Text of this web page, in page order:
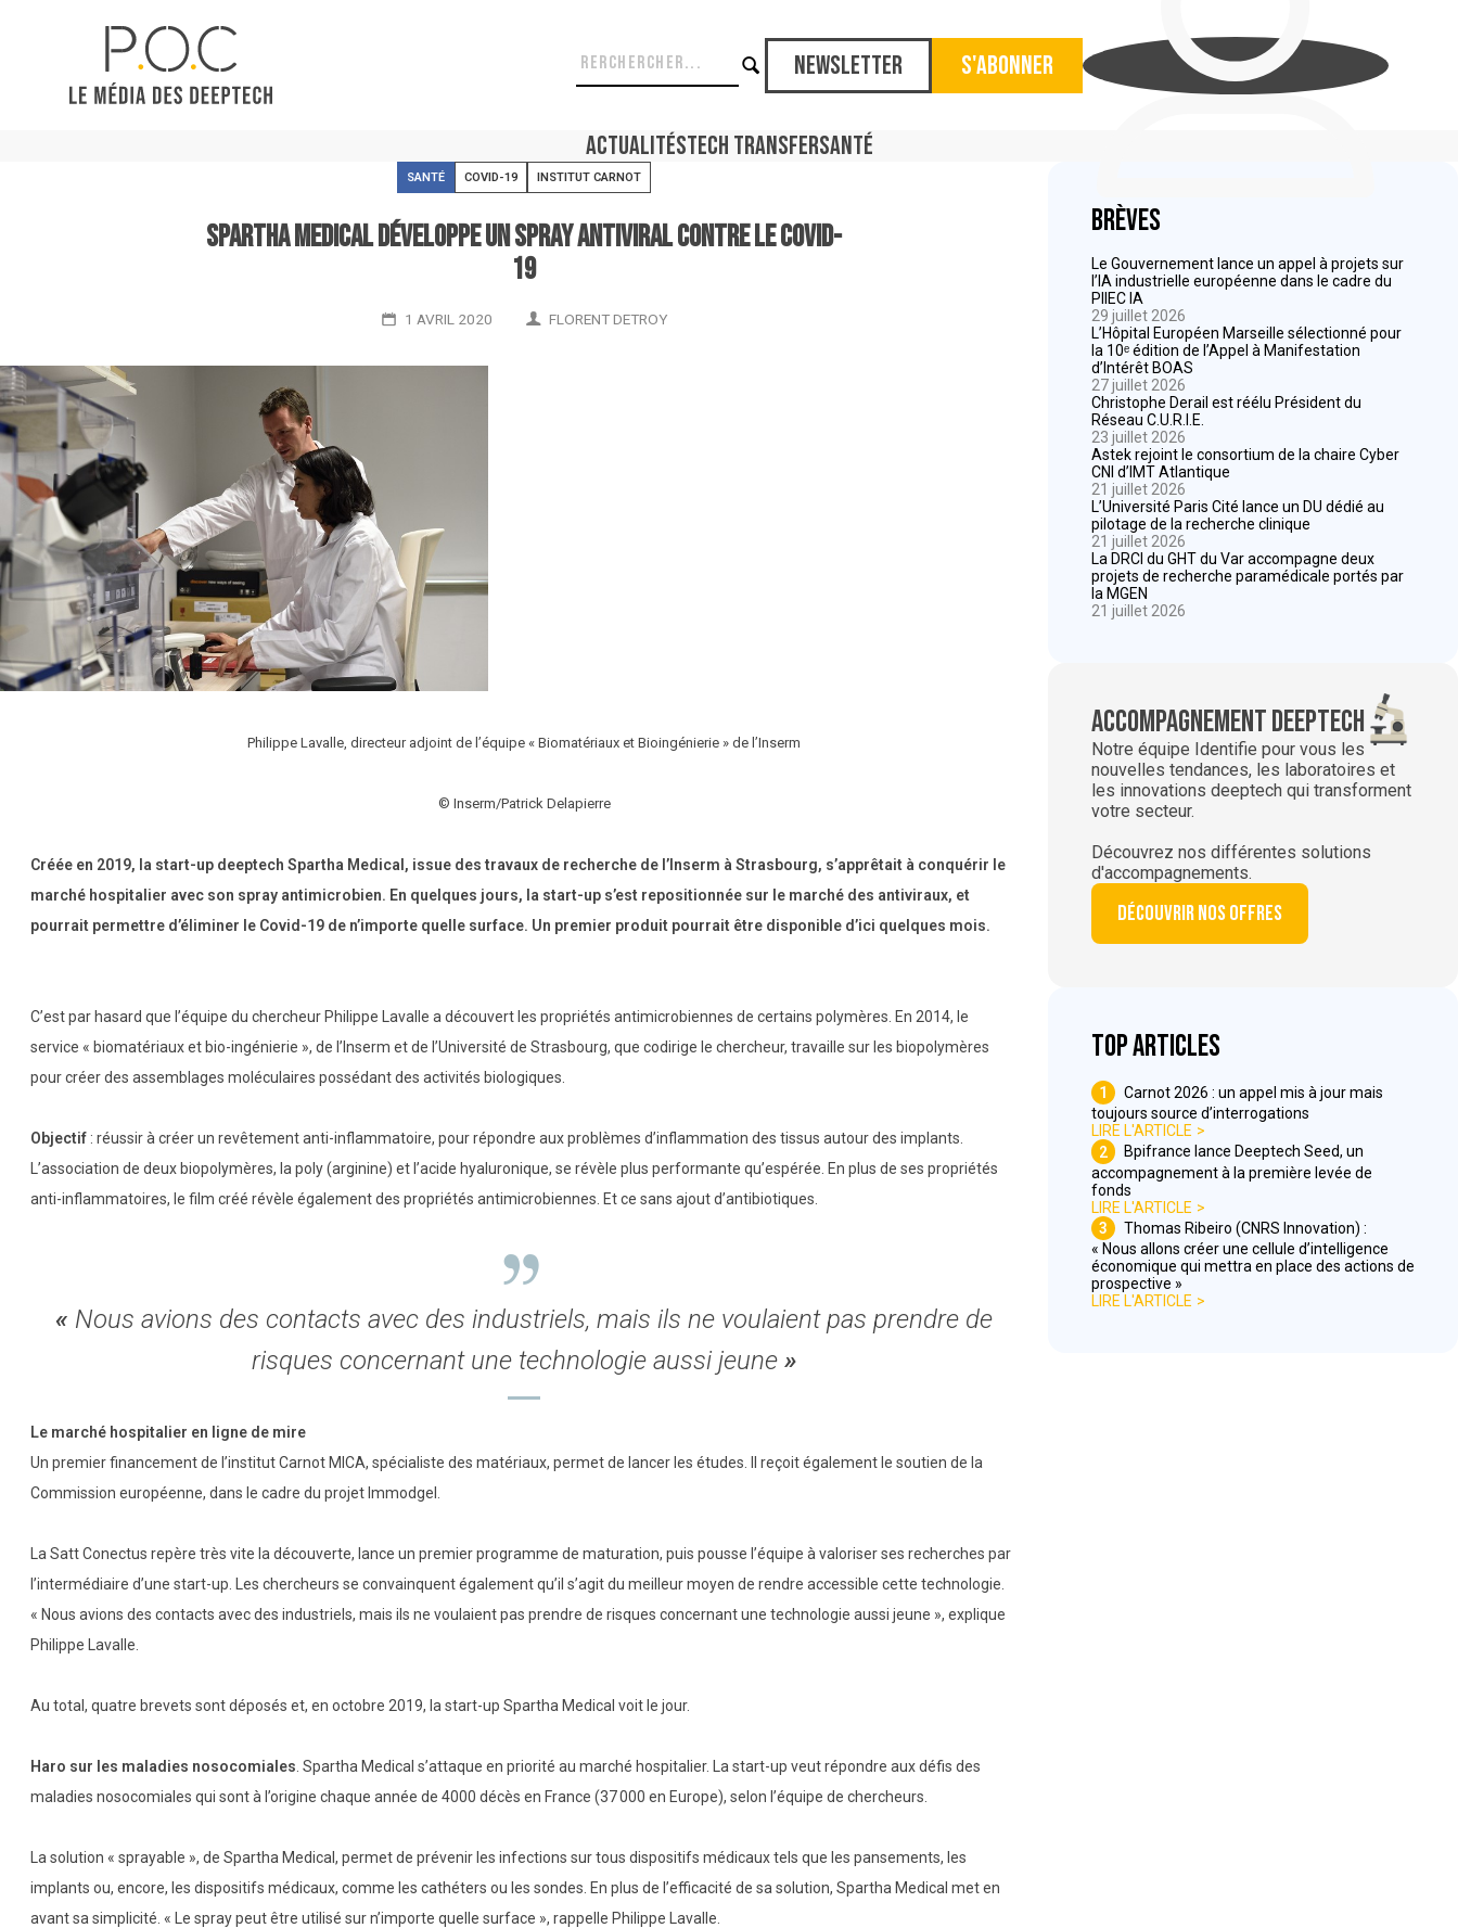
Newsletter S'abonner
ActualitésTech TransferSanté
SANTÉ COVID-19 INSTITUT CARNOT
Spartha Medical développe un spray antiviral contre le Covid-
19
1 AVRIL 2020 FLORENT DETROY
Philippe Lavalle, directeur adjoint de l’équipe « Biomatériaux et Bioingénierie » de l’Inserm
© Inserm/Patrick Delapierre
Créée en 2019, la start-up deeptech Spartha Medical, issue des travaux de recherche de l’Inserm à Strasbourg, s’apprêtait à conquérir le
marché hospitalier avec son spray antimicrobien. En quelques jours, la start-up s’est repositionnée sur le marché des antiviraux, et
pourrait permettre d’éliminer le Covid-19 de n’importe quelle surface. Un premier produit pourrait être disponible d’ici quelques mois.
C’est par hasard que l’équipe du chercheur Philippe Lavalle a découvert les propriétés antimicrobiennes de certains polymères. En 2014, le
service « biomatériaux et bio-ingénierie », de l’Inserm et de l’Université de Strasbourg, que codirige le chercheur, travaille sur les biopolymères
pour créer des assemblages moléculaires possédant des activités biologiques.
Objectif : réussir à créer un revêtement anti-inflammatoire, pour répondre aux problèmes d’inflammation des tissus autour des implants.
L’association de deux biopolymères, la poly (arginine) et l’acide hyaluronique, se révèle plus performante qu’espérée. En plus de ses propriétés
anti-inflammatoires, le film créé révèle également des propriétés antimicrobiennes. Et ce sans ajout d’antibiotiques.
« Nous avions des contacts avec des industriels, mais ils ne voulaient pas prendre de
risques concernant une technologie aussi jeune »
Le marché hospitalier en ligne de mire
Un premier financement de l’institut Carnot MICA, spécialiste des matériaux, permet de lancer les études. Il reçoit également le soutien de la
Commission européenne, dans le cadre du projet Immodgel.
La Satt Conectus repère très vite la découverte, lance un premier programme de maturation, puis pousse l’équipe à valoriser ses recherches par
l’intermédiaire d’une start-up. Les chercheurs se convainquent également qu’il s’agit du meilleur moyen de rendre accessible cette technologie.
« Nous avions des contacts avec des industriels, mais ils ne voulaient pas prendre de risques concernant une technologie aussi jeune », explique
Philippe Lavalle.
Au total, quatre brevets sont déposés et, en octobre 2019, la start-up Spartha Medical voit le jour.
Haro sur les maladies nosocomiales . Spartha Medical s’attaque en priorité au marché hospitalier. La start-up veut répondre aux défis des
maladies nosocomiales qui sont à l’origine chaque année de 4000 décès en France (37 000 en Europe), selon l’équipe de chercheurs.
La solution « sprayable », de Spartha Medical, permet de prévenir les infections sur tous dispositifs médicaux tels que les pansements, les
implants ou, encore, les dispositifs médicaux, comme les cathéters ou les sondes. En plus de l’efficacité de sa solution, Spartha Medical met en
avant sa simplicité. « Le spray peut être utilisé sur n’importe quelle surface », rappelle Philippe Lavalle.
Brèves
Le Gouvernement lance un appel à projets sur
l’IA industrielle européenne dans le cadre du
PIIEC IA
29 juillet 2026
L’Hôpital Européen Marseille sélectionné pour
la 10ᵉ édition de l’Appel à Manifestation
d’Intérêt BOAS
27 juillet 2026
Christophe Derail est réélu Président du
Réseau C.U.R.I.E.
23 juillet 2026
Astek rejoint le consortium de la chaire Cyber
CNI d’IMT Atlantique
21 juillet 2026
L’Université Paris Cité lance un DU dédié au
pilotage de la recherche clinique
21 juillet 2026
La DRCI du GHT du Var accompagne deux
projets de recherche paramédicale portés par
la MGEN
21 juillet 2026
Accompagnement deeptech
Notre équipe Identifie pour vous les
nouvelles tendances, les laboratoires et
les innovations deeptech qui transforment
votre secteur.
Découvrez nos différentes solutions
d'accompagnements.
Découvrir nos offres
Top articles
1
Carnot 2026 : un appel mis à jour mais
toujours source d’interrogations
LIRE L'ARTICLE
2
Bpifrance lance Deeptech Seed, un
accompagnement à la première levée de
fonds
LIRE L'ARTICLE
3
Thomas Ribeiro (CNRS Innovation) :
« Nous allons créer une cellule d’intelligence
économique qui mettra en place des actions de
prospective »
LIRE L'ARTICLE